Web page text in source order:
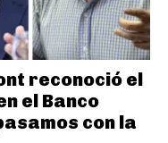
reconoció el
el Banco
con la